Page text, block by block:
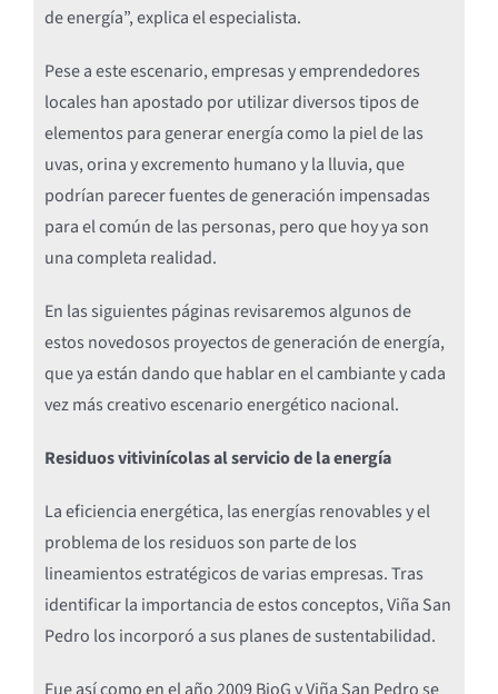
de energía”, explica el especialista.
Pese a este escenario, empresas y emprendedores
locales han apostado por utilizar diversos tipos de
elementos para generar energía como la piel de las
uvas, orina y excremento humano y la lluvia, que
podrían parecer fuentes de generación impensadas
para el común de las personas, pero que hoy ya son
una completa realidad.
En las siguientes páginas revisaremos algunos de
estos novedosos proyectos de generación de energía,
que ya están dando que hablar en el cambiante y cada
vez más creativo escenario energético nacional.
Residuos vitivinícolas al servicio de la energía
La eficiencia energética, las energías renovables y el
problema de los residuos son parte de los
lineamientos estratégicos de varias empresas. Tras
identificar la importancia de estos conceptos, Viña San
Pedro los incorporó a sus planes de sustentabilidad.